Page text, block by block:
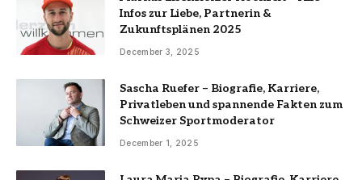
Infos zur Liebe, Partnerin &
Zukunftsplänen 2025
December 3, 2025
Sascha Ruefer – Biografie, Karriere,
Privatleben und spannende Fakten zum
Schweizer Sportmoderator
December 1, 2025